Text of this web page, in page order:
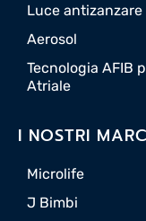
Luce antizanzare
Aerosol
Tecnologia AFIB
Atriale
I NOSTRI
Microlife
J Bimbi